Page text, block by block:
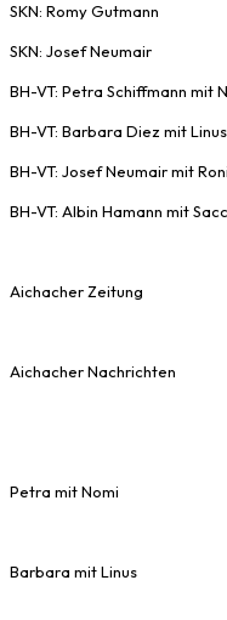
SKN: Romy Gutmann
SKN: Josef Neumair
BH-VT: Petra Schiffmann mit
BH-VT: Barbara Diez mit
BH-VT: Josef Neumair mit
BH-VT: Albin Hamann mit
Aichacher Zeitung
Aichacher Nachrichten
Petra mit Nomi
Barbara mit Linus